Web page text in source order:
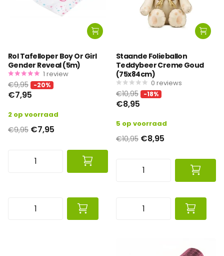
Rol Tafelloper Boy Or Girl
Gender Reveal (5m)
1 review
€9,95 -20%
€7,95
2 op voorraad
€9,95 €7,95
Staande Folieballon
Teddybeer Creme Goud
(75x84cm)
0 reviews
€10,95 -18%
€8,95
5 op voorraad
€10,95 €8,95